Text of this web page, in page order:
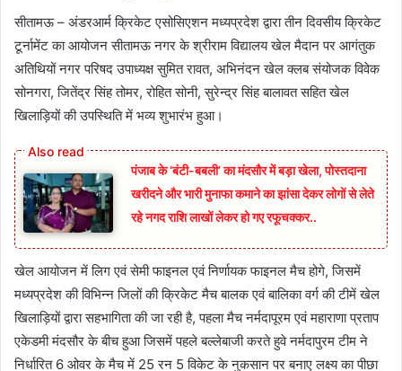
सीतामऊ – अंडरआर्म क्रिकेट एसोसिएशन मध्यप्रदेश द्वारा तीन दिवसीय क्रिकेट
टूर्नामेंट का आयोजन सीतामऊ नगर के श्रीराम विद्यालय खेल मैदान पर आगंतुक
अतिथियों नगर परिषद उपाध्यक्ष सुमित रावत, अभिनंदन खेल क्लब संयोजक विवेक
सोनगरा, जितेंद्र सिंह तोमर, रोहित सोनी, सुरेन्द्र सिंह बालावत सहित खेल
खिलाड़ियों की उपस्थिति में भव्य शुभारंभ हुआ।
पंजाब के ‘बंटी-बबली’ का मंदसौर में बड़ा खेला, पोस्तदाना
खरीदने और भारी मुनाफा कमाने का झांसा देकर लोगों से लेते
रहे नगद राशि लाखों लेकर हो गए रफूचक्कर..
खेल आयोजन में लिग एवं सेमी फाइनल एवं निर्णायक फाइनल मैच होगे, जिसमें
मध्यप्रदेश की विभिन्न जिलों की क्रिकेट मैच बालक एवं बालिका वर्ग की टीमें खेल
खिलाड़ियों द्वारा सहभागिता की जा रही है, पहला मैच नर्मदापूरम एवं महाराणा प्रताप
एकेडमी मंदसौर के बीच हुआ जिसमें पहले बल्लेबाजी करते हुवे नर्मदापुरम टीम ने
निर्धारित 6 ओवर के मैच में 25 रन 5 विकेट के नुकसान पर बनाए लक्ष्य का पीछा